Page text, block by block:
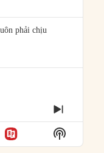
phải chịu
NEXT
Show
Podcast